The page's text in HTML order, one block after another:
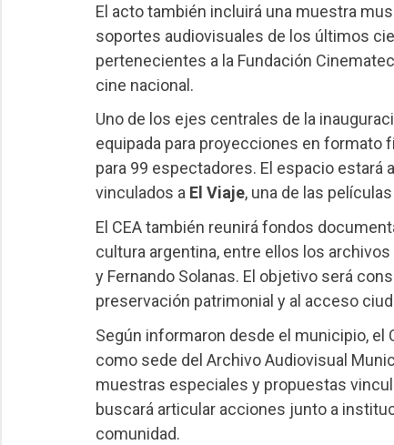
El acto también incluirá una muestra
soportes audiovisuales de los últimos
pertenecientes a la Fundación
cine nacional.
Uno de los ejes centrales de la
equipada para proyecciones en formato
para 99 espectadores. El espacio
vinculados a El Viaje, una de las
El CEA también reunirá fondos
cultura argentina, entre ellos los archivos
y Fernando Solanas. El objetivo será
preservación patrimonial y al acceso
Según informaron desde el municipio,
como sede del Archivo Audiovisual
muestras especiales y propuestas
buscará articular acciones junto a
comunidad.